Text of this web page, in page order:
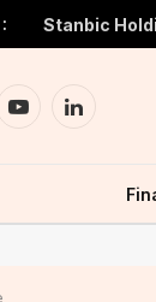
YouTubeLinkedIn